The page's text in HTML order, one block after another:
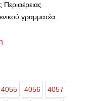
Περιφέρειας
γραμματέα…
4055 4056 4057